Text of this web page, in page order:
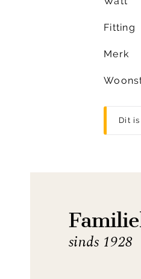
Fitting
Merk
Dit
sinds 1928